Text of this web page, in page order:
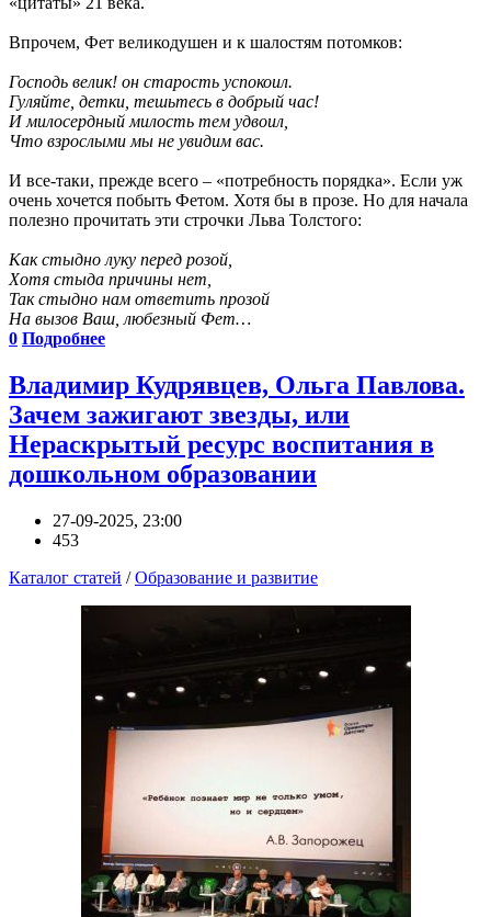
Впрочем, Фет великодушен и к шалостям потомков:
Господь велик! он старость успокоил.
Гуляйте, детки, тешьтесь в добрый час!
И милосердный милость тем удвоил,
Что взрослыми мы не увидим вас.
И все-таки, прежде всего – «потребность порядка». Если уж
очень хочется побыть Фетом. Хотя бы в прозе. Но для начала
полезно прочитать эти строчки Льва Толстого:
Как стыдно луку перед розой,
Хотя стыда причины нет,
Так стыдно нам ответить прозой
На вызов Ваш, любезный Фет…
0 Подробнее
Владимир Кудрявцев, Ольга Павлова.
Зачем зажигают звезды, или
Нераскрытый ресурс воспитания в
дошкольном образовании
27-09-2025, 23:00
453
Каталог статей /Образование и развитие